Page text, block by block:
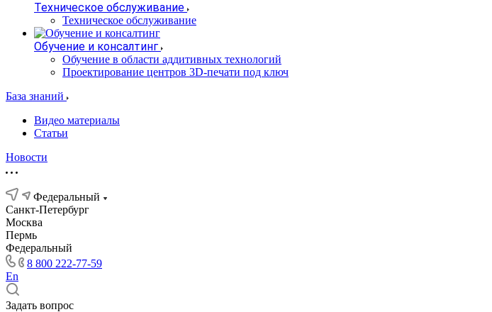
Техническое обслуживание
Техническое обслуживание
Обучение и консалтинг
Обучение в области аддитивных технологий
Проектирование центров 3D-печати под ключ
База знаний
Видео материалы
Статьи
Новости
Федеральный
Санкт-Петербург
Москва
Пермь
Федеральный
8 800 222-77-59
En
Задать вопрос